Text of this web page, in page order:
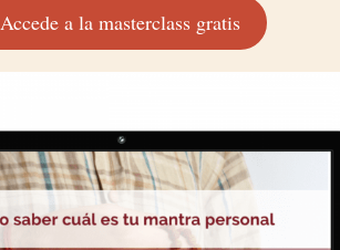
Accede a la masterclass gratis